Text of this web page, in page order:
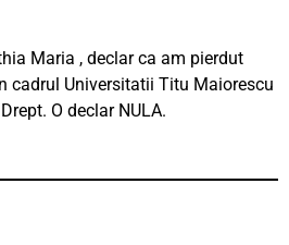
Maria , declar ca am pierdut
cadrul Universitatii Titu Maiorescu
O declar NULA.